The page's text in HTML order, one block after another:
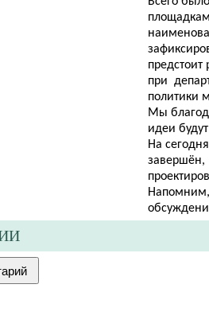
предстоит
при
политики
Мы
идеи
На
завершён,
Напомним,